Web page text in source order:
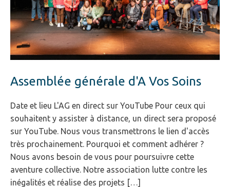
Assemblée générale d'A Vos Soins
Date et lieu L'AG en direct sur YouTube Pour ceux qui
souhaitent y assister à distance, un direct sera proposé
sur YouTube. Nous vous transmettrons le lien d'accès
très prochainement. Pourquoi et comment adhérer ?
Nous avons besoin de vous pour poursuivre cette
aventure collective. Notre association lutte contre les
inégalités et réalise des projets […]